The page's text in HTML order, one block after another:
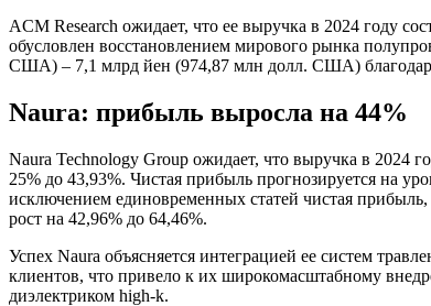
ACM Research ожидает, что ее выручка в 2024 году
обусловлен восстановлением мирового рынка
США) – 7,1 млрд йен (974,87 млн ​​долл. США)
Naura: прибыль выросла на 44%
Naura Technology Group ожидает, что выручка в 2024
25% до 43,93%. Чистая прибыль прогнозируется на
исключением единовременных статей чистая
рост на 42,96% до 64,46%.
Успех Naura объясняется интеграцией ее систем
клиентов, что привело к их широкомасштабному
диэлектриком high-k.